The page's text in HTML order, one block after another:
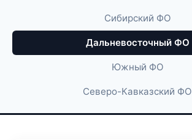
Сибирский ФО
Дальневосточный ФО
Южный ФО
Северо-Кавказский ФО